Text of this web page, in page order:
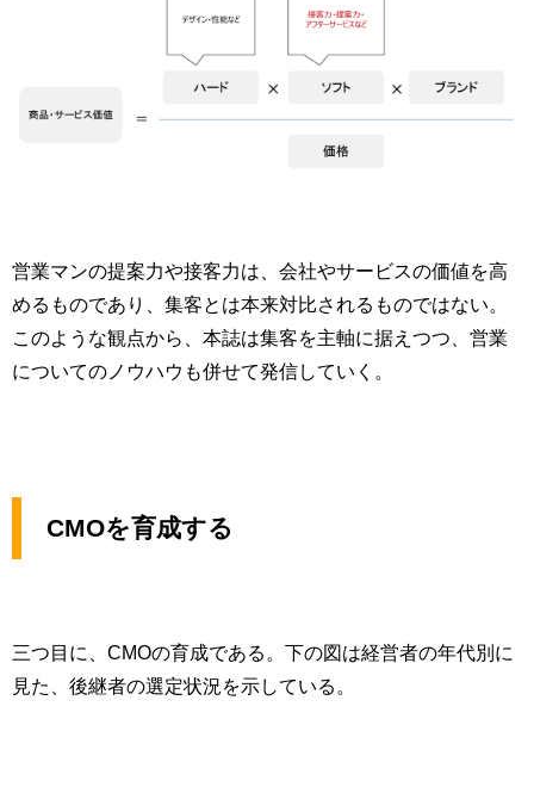
営業マンの提案力や接客力は、会社やサービスの価値を高
めるものであり、集客とは本来対比されるものではない。
このような観点から、本誌は集客を主軸に据えつつ、営業
についてのノウハウも併せて発信していく。
CMOを育成する
三つ目に、CMOの育成である。下の図は経営者の年代別に
見た、後継者の選定状況を示している。